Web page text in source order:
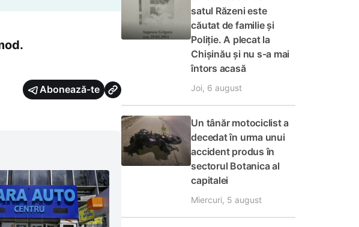
Abonează-te
satul Răzeni este
căutat de familie și
Poliție. A plecat la
Chișinău și nu s-a mai
întors acasă
Joi, 6 august
Un tânăr motociclist a
decedat în urma unui
accident produs în
sectorul Botanica al
capitalei
Miercuri, 5 august